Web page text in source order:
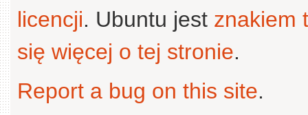
licencji. Ubuntu jest znakiem
się więcej o tej stronie.
Report a bug on this site.